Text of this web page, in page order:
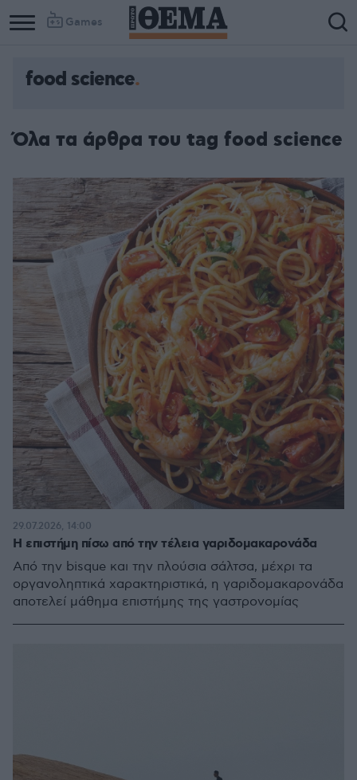
Games
food science
Όλα τα άρθρα του tag food science
Η επιστήμη πίσω από την τέλεια γαριδομακαρονάδα
Από την bisque και την πλούσια σάλτσα, μέχρι τα
οργανοληπτικά χαρακτηριστικά, η γαριδομακαρονάδα
αποτελεί μάθημα επιστήμης της γαστρονομίας
29.07.2026, 14:00